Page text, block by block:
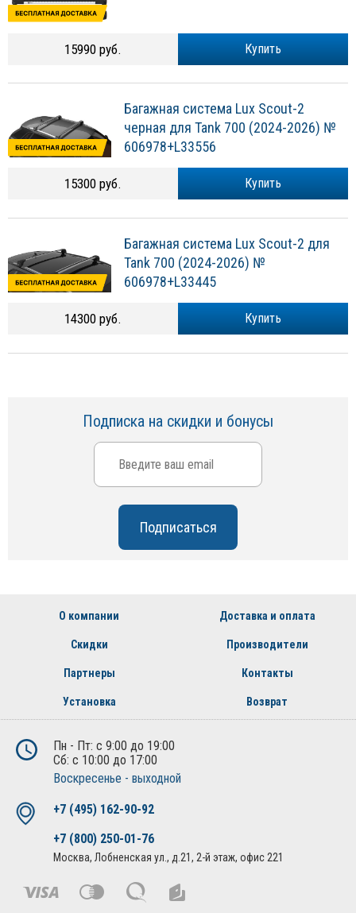
Купить
15990 руб.
Багажная система Lux Scout-2
черная для Tank 700 (2024-2026) №
606978+L33556
Купить
15300 руб.
Багажная система Lux Scout-2 для
Tank 700 (2024-2026) №
606978+L33445
Купить
14300 руб.
Подписка на скидки и бонусы
О компании Доставка и оплата
Скидки Производители
Партнеры Контакты
Установка Возврат
Пн - Пт: с 9:00 до 19:00
Сб: с 10:00 до 17:00
Воскресенье - выходной
+7 (495) 162-90-92
+7 (800) 250-01-76
Москва, Лобненская ул., д.21, 2-й этаж, офис 221